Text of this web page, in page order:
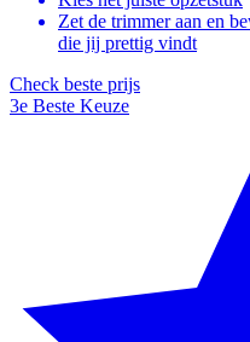
Zet de trimmer aan en
die jij prettig vindt
Check beste prijs
3e Beste Keuze